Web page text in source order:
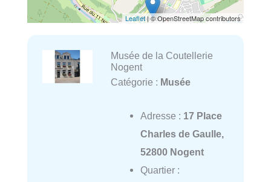
Leaflet| © OpenStreetMap contributors
Musée de la Coutellerie
Nogent
Catégorie : Musée
Adresse : 17 Place
Charles de Gaulle,
52800 Nogent
Quartier :